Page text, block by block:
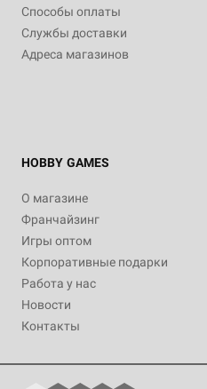
Способы оплаты
Службы доставки
Адреса магазинов
HOBBY GAMES
О магазине
Франчайзинг
Игры оптом
Корпоративные подарки
Работа у нас
Новости
Контакты